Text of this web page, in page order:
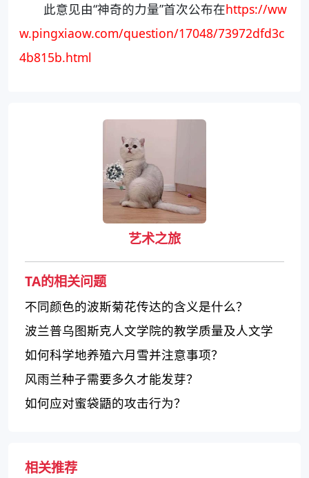
此意见由“神奇的力量”首次公布在https://ww
w.pingxiaow.com/question/17048/73972dfd3c
4b815b.html
艺术之旅
TA的相关问题
不同颜色的波斯菊花传达的含义是什么？
波兰普乌图斯克人文学院的教学质量及人文学
科的特点
如何科学地养殖六月雪并注意事项？
风雨兰种子需要多久才能发芽？
如何应对蜜袋鼯的攻击行为？
相关推荐